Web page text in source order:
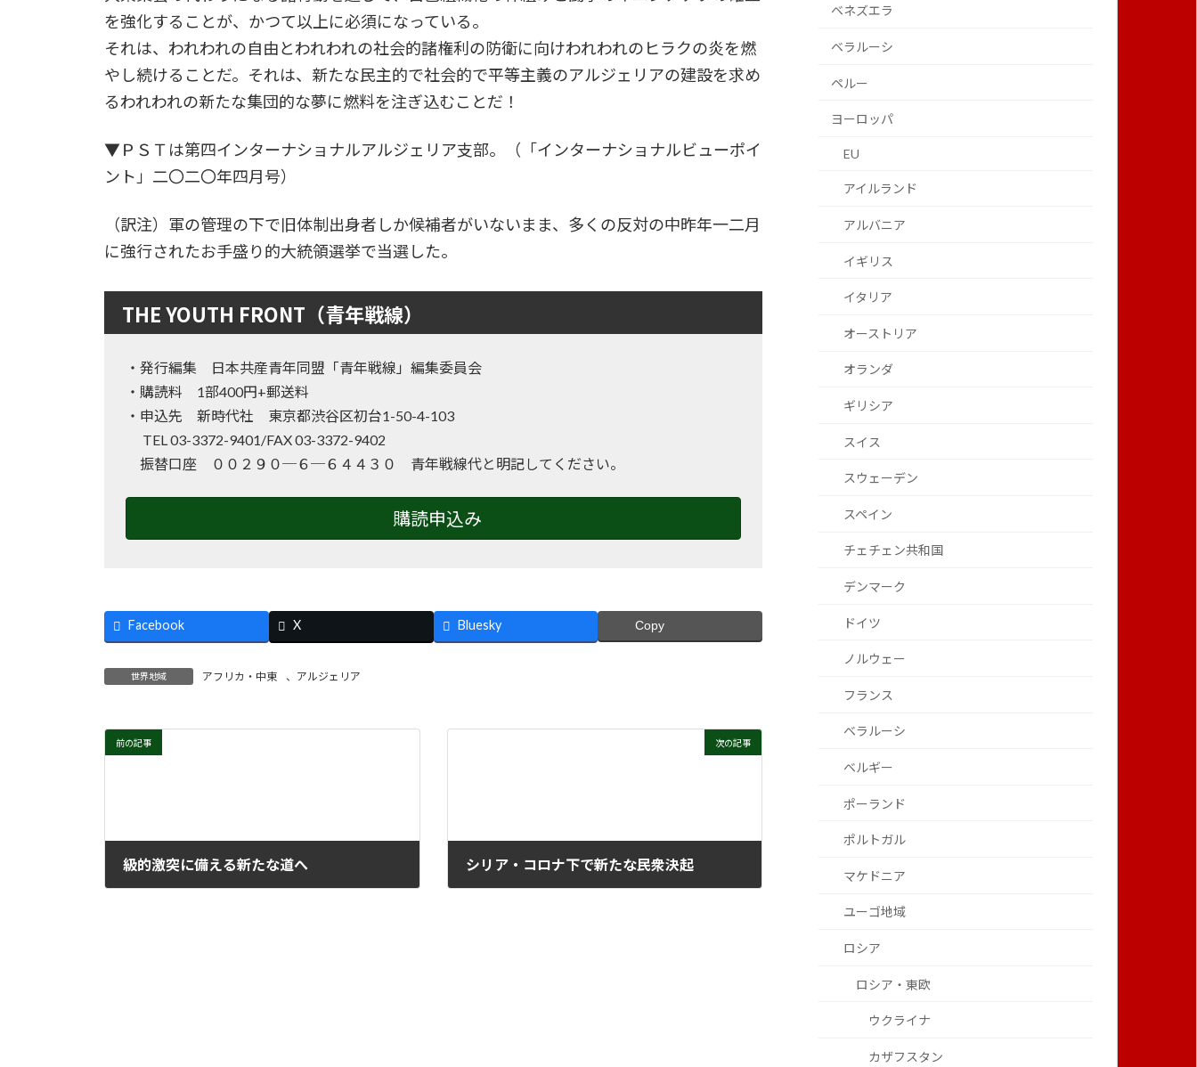
を強化することが、かつて以上に必須になっている。
それは、われわれの自由とわれわれの社会的諸権利の防衛に向けわれわれのヒラクの炎を燃
やし続けることだ。それは、新たな民主的で社会的で平等主義のアルジェリアの建設を求め
るわれわれの新たな集団的な夢に燃料を注ぎ込むことだ！
▼ＰＳＴは第四インターナショナルアルジェリア支部。（「インターナショナルビューポイ
ント」二〇二〇年四月号）
（訳注）軍の管理の下で旧体制出身者しか候補者がいないまま、多くの反対の中昨年一二月
に強行されたお手盛り的大統領選挙で当選した。
THE YOUTH FRONT（青年戦線）
・発行編集 日本共産青年同盟「青年戦線」編集委員会
・購読料 1部400円+郵送料
・申込先 新時代社 東京都渋谷区初台1-50-4-103
TEL 03-3372-9401/FAX 03-3372-9402
振替口座 ００２９０─６─６４４３０ 青年戦線代と明記してください。
購読申込み
Facebook X Bluesky Copy
世界地域 アフリカ・中東 、 アルジェリア
前の記事
級的激突に備える新たな道へ
次の記事
シリア・コロナ下で新たな民衆決起
ベネズエラ
ベラルーシ
ペルー
ヨーロッパ
EU
アイルランド
アルバニア
イギリス
イタリア
オーストリア
オランダ
ギリシア
スイス
スウェーデン
スペイン
チェチェン共和国
デンマーク
ドイツ
ノルウェー
フランス
ベラルーシ
ベルギー
ポーランド
ポルトガル
マケドニア
ユーゴ地域
ロシア
ロシア・東欧
ウクライナ
カザフスタン